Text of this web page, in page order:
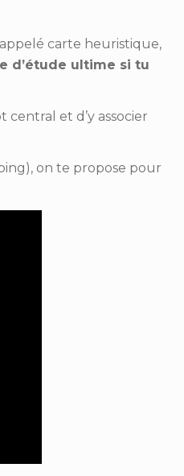
carte heuristique,
d’étude ultime si tu
central et d’y associer
on te propose pour